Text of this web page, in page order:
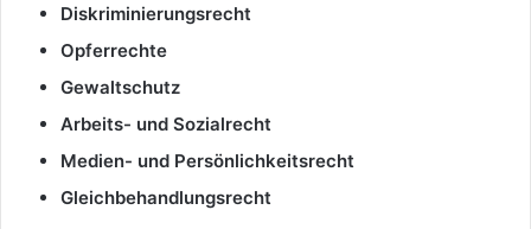
Diskriminierungsrecht
Opferrechte
Gewaltschutz
Arbeits- und Sozialrecht
Medien- und Persönlichkeitsrecht
Gleichbehandlungsrecht